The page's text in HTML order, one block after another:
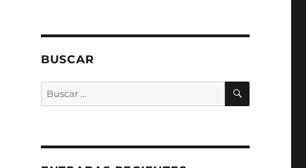
BUSCAR
Buscar
por:
BUSCAR